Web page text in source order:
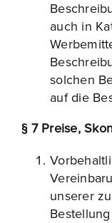
auch in
solchen
auf die
§ 7 Preise,
unserer